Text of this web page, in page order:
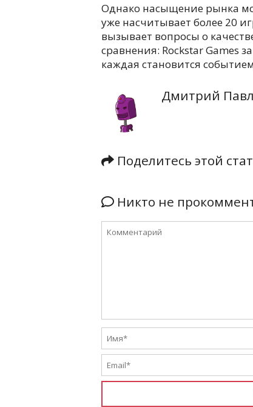
Однако насыщение рынка
уже насчитывает более 20
вызывает вопросы о
сравнения: Rockstar Games
каждая становится
Дмитрий
Поделитесь этой
Никто не